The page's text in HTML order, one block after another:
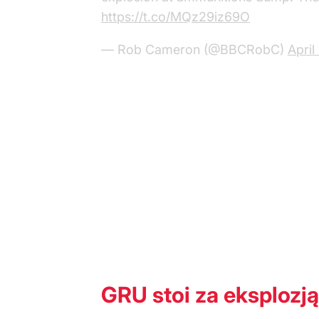
https://t.co/MQz29iz69O
— Rob Cameron (@BBCRobC) April
GRU stoi za eksplozją